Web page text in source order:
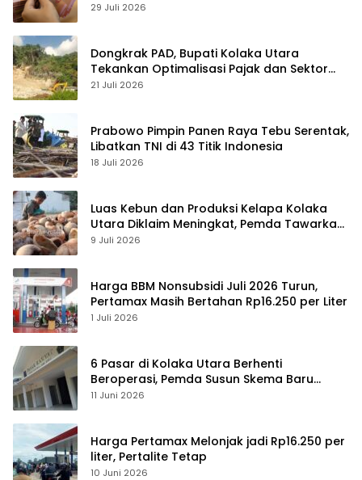
29 Juli 2026
Dongkrak PAD, Bupati Kolaka Utara
Tekankan Optimalisasi Pajak dan Sektor
Tambang
21 Juli 2026
Prabowo Pimpin Panen Raya Tebu Serentak,
Libatkan TNI di 43 Titik Indonesia
18 Juli 2026
Luas Kebun dan Produksi Kelapa Kolaka
Utara Diklaim Meningkat, Pemda Tawarkan
Peluang Investasi
9 Juli 2026
Harga BBM Nonsubsidi Juli 2026 Turun,
Pertamax Masih Bertahan Rp16.250 per Liter
1 Juli 2026
6 Pasar di Kolaka Utara Berhenti
Beroperasi, Pemda Susun Skema Baru
Pulihkan Perdagangan
11 Juni 2026
Harga Pertamax Melonjak jadi Rp16.250 per
liter, Pertalite Tetap
10 Juni 2026